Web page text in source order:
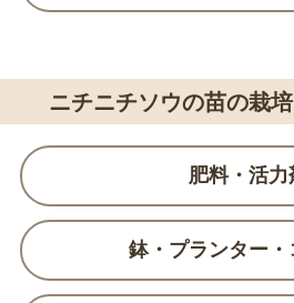
ニチニチソウの苗の栽
肥料・活力
鉢・プランター・